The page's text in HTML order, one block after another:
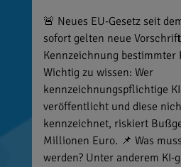
🚨 Neues EU-Gesetz seit
sofort gelten neue
Kennzeichnung
Wichtig zu wissen: Wer
kennzeichnungspflichtige
veröffentlicht und diese
kennzeichnet, riskiert
Millionen Euro. 📌 Was
werden? Unter anderem KI-